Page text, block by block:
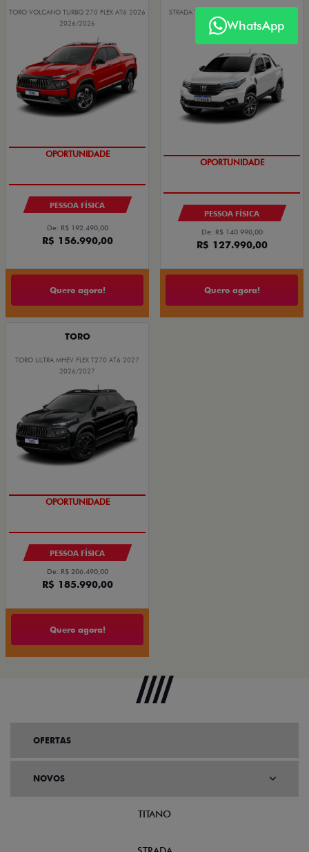
TORO VOLCANO TURBO 270 FLEX AT6 2026
2026/2026
COM USADO NA TROCA
PESSOA FÍSICA
De: R$ 192.490,00
R$ 156.990,00
Quero agora!
STRADA VOLCANO CABINE DUPLA 1.3 AT
FLEX 2026
2026/2026
COM USADO NA TROCA
PESSOA FÍSICA
De: R$ 140.990,00
R$ 127.990,00
Quero agora!
TORO
TORO ULTRA MHEV FLEX T270 AT6 2027
2026/2027
COM USADO NA TROCA
PESSOA FÍSICA
De: R$ 206.490,00
R$ 185.990,00
Quero agora!
WhatsApp
OFERTAS
NOVOS
TITANO